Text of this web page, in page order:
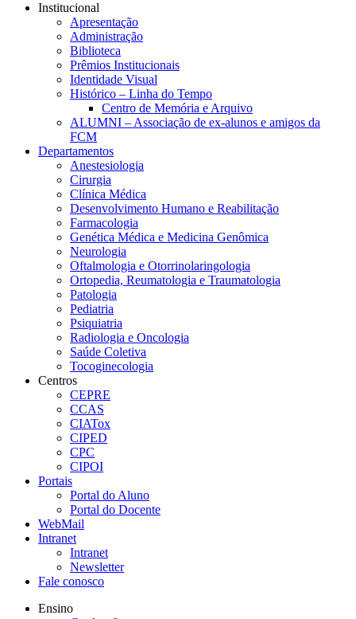
Institucional
Apresentação
Administração
Biblioteca
Prêmios Institucionais
Identidade Visual
Histórico – Linha do Tempo
Centro de Memória e Arquivo
ALUMNI – Associação de ex-alunos e amigos da
FCM
Departamentos
Anestesiologia
Cirurgia
Clínica Médica
Desenvolvimento Humano e Reabilitação
Farmacologia
Genética Médica e Medicina Genômica
Neurologia
Oftalmologia e Otorrinolaringologia
Ortopedia, Reumatologia e Traumatologia
Patologia
Pediatria
Psiquiatria
Radiologia e Oncologia
Saúde Coletiva
Tocoginecologia
Centros
CEPRE
CCAS
CIATox
CIPED
CPC
CIPOI
Portais
Portal do Aluno
Portal do Docente
WebMail
Intranet
Intranet
Newsletter
Fale conosco
Ensino